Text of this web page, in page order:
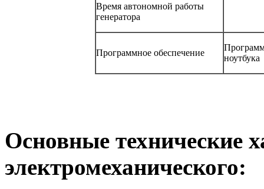
Время автономной работы
генератора
Программное обеспечение
ноутбука
Основные технические
электромеханического: